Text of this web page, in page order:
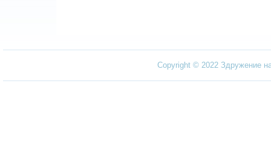
Copyright © 2022 Здружение